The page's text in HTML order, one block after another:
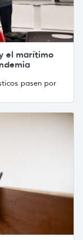
el marítimo
pasen por